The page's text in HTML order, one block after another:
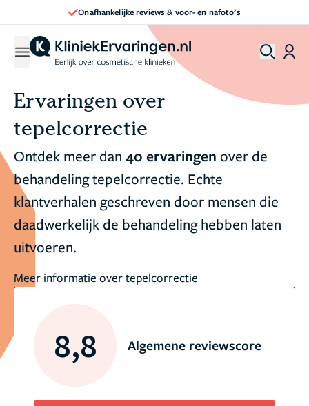
Onafhankelijke reviews & voor- en nafoto’s
Ervaringen over
tepelcorrectie
Ontdek meer dan 40 ervaringen over de
behandeling tepelcorrectie. Echte
klantverhalen geschreven door mensen die
daadwerkelijk de behandeling hebben laten
uitvoeren.
Meer informatie over tepelcorrectie
8,8 Algemene reviewscore